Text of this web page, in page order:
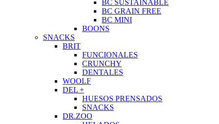
BC SUSTAINABLE
BC GRAIN FREE
BC MINI
BOONS
SNACKS
BRIT
FUNCIONALES
CRUNCHY
DENTALES
WOOLF
DEL +
HUESOS PRENSADOS
SNACKS
DR.ZOO